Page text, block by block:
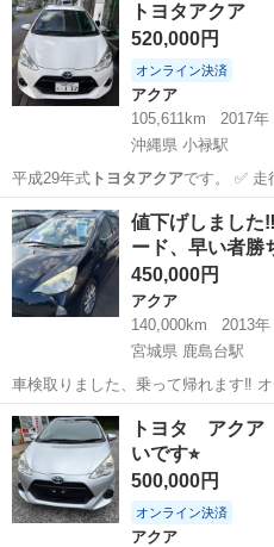
トヨタアクア
520,000円
オンライン決済
アクア
105,611km
2017年
沖縄県 小禄駅
平成29年式トヨタアクア です。
沖縄 那覇市 小禄駅 アクア
値下げしました
ード、早い者勝
450,000円
アクア
140,000km
2013年
宮城県 鹿島台駅
車検取りました、乗って帰れます‼️
事故車両‼️ ハイブリッド､高燃費‼️ 前
き‼️ TVナビ付き、走行中TV見れま
致しました‼...
宮城 大崎市 鹿島台駅
トヨタ アクア
いです⭐︎
500,000円
オンライン決済
アクア